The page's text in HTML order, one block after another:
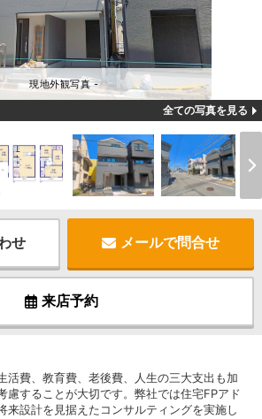
現地外観写真 -
全ての写真を見る
せ メールで問合せ
来店予約
活費、教育費、老後費、人生の三大支出も加
慮することが大切です。弊社では住宅FPアド
来設計を見据えたコンサルティングを実施し